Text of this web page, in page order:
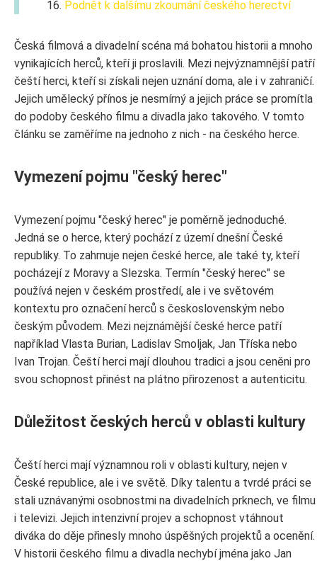
Podnět k dalšímu zkoumání českého herectví
Česká filmová a divadelní scéna má bohatou historii a mnoho
vynikajících herců, kteří ji proslavili. Mezi nejvýznamnější patří
čeští herci, kteří si získali nejen uznání doma, ale i v zahraničí.
Jejich umělecký přínos je nesmírný a jejich práce se promítla
do podoby českého filmu a divadla jako takového. V tomto
článku se zaměříme na jednoho z nich - na českého herce.
Vymezení pojmu "český herec"
Vymezení pojmu "český herec" je poměrně jednoduché.
Jedná se o herce, který pochází z území dnešní České
republiky. To zahrnuje nejen české herce, ale také ty, kteří
pocházejí z Moravy a Slezska. Termín "český herec" se
používá nejen v českém prostředí, ale i ve světovém
kontextu pro označení herců s československým nebo
českým původem. Mezi nejznámější české herce patří
například Vlasta Burian, Ladislav Smoljak, Jan Tříska nebo
Ivan Trojan. Čeští herci mají dlouhou tradici a jsou ceněni pro
svou schopnost přinést na plátno přirozenost a autenticitu.
Důležitost českých herců v oblasti kultury
Čeští herci mají významnou roli v oblasti kultury, nejen v
České republice, ale i ve světě. Díky talentu a tvrdé práci se
stali uznávanými osobnostmi na divadelních prknech, ve filmu
i televizi. Jejich intenzivní projev a schopnost vtáhnout
diváka do děje přinesly mnoho úspěšných projektů a ocenění.
V historii českého filmu a divadla nechybí jména jako Jan